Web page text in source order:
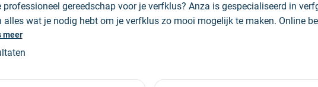
professioneel gereedschap voor je verfklus? Anza is gespecialiseerd in
alles wat je nodig hebt om je verfklus zo mooi mogelijk te maken. Online
meer